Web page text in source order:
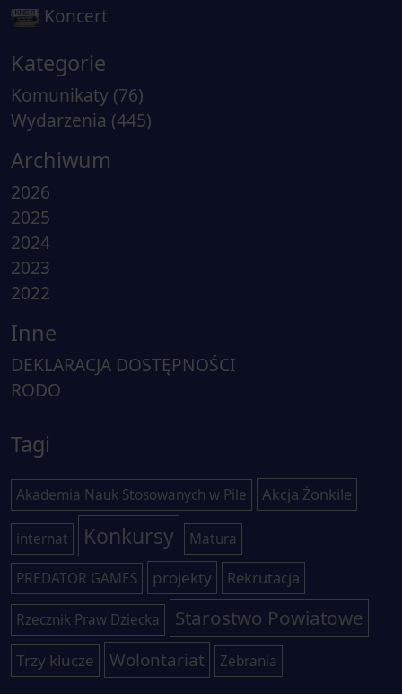
Koncert
Kategorie
Komunikaty (76)
Wydarzenia (445)
Archiwum
2026
2025
2024
2023
2022
Inne
DEKLARACJA DOSTĘPNOŚCI
RODO
Tagi
Akademia Nauk Stosowanych w Pile Akcja Żonkile
internat Konkursy Matura
PREDATOR GAMES projekty Rekrutacja
Rzecznik Praw Dziecka Starostwo Powiatowe
Trzy klucze Wolontariat Zebrania